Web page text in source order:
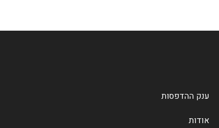
ענק ההדפסות
אודות